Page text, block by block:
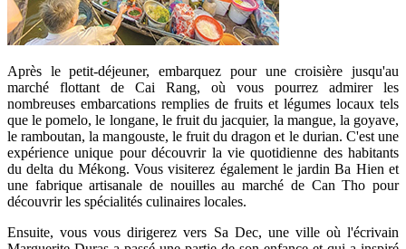
Après le petit-déjeuner, embarquez pour une croisière jusqu'au
marché flottant de Cai Rang, où vous pourrez admirer les
nombreuses embarcations remplies de fruits et légumes locaux tels
que le pomelo, le longane, le fruit du jacquier, la mangue, la goyave,
le ramboutan, la mangouste, le fruit du dragon et le durian. C'est une
expérience unique pour découvrir la vie quotidienne des habitants
du delta du Mékong. Vous visiterez également le jardin Ba Hien et
une fabrique artisanale de nouilles au marché de Can Tho pour
découvrir les spécialités culinaires locales.
Ensuite, vous vous dirigerez vers Sa Dec, une ville où l'écrivain